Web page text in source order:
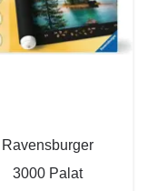
Ravensburger
3000 Palat